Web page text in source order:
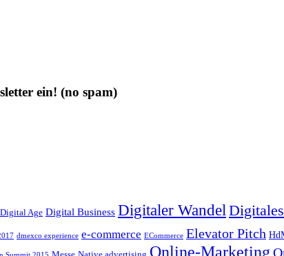
ein! (no spam)
Digital Age Digital Business Digitaler Wandel
dmexco experience e-commerce ECommerce Elevator Pitch
Online-Marketing